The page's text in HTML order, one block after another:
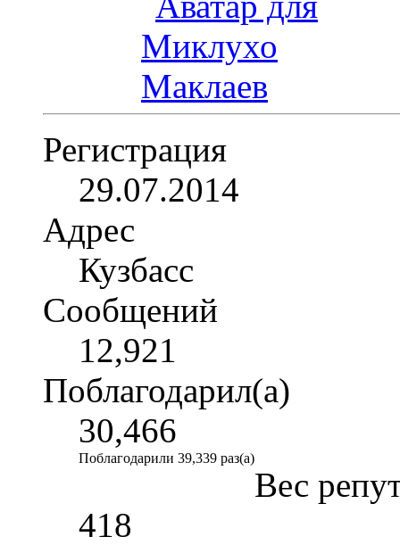
Регистрация
29.07.2014
Адрес
Кузбасс
Сообщений
12,921
Поблагодарил(а)
30,466
Поблагодарили 39,339 раз(а)
Вес
418